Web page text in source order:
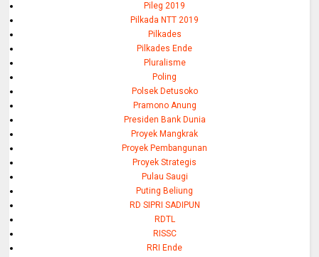
Pileg 2019
Pilkada NTT 2019
Pilkades
Pilkades Ende
Pluralisme
Poling
Polsek Detusoko
Pramono Anung
Presiden Bank Dunia
Proyek Mangkrak
Proyek Pembangunan
Proyek Strategis
Pulau Saugi
Puting Beliung
RD SIPRI SADIPUN
RDTL
RISSC
RRI Ende